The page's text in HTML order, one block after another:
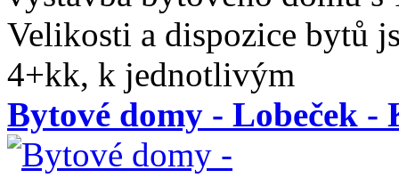
Velikosti a dispozice bytů
4+kk, k jednotlivým
Bytové domy - Lobeček